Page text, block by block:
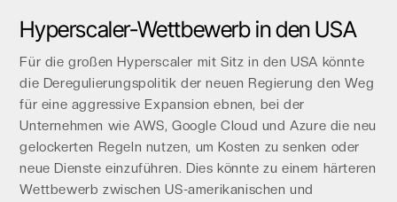
Hyperscaler-Wettbewerb in den USA
Für die großen Hyperscaler mit Sitz in den USA könnte
die Deregulierungspolitik der neuen Regierung den Weg
für eine aggressive Expansion ebnen, bei der
Unternehmen wie AWS, Google Cloud und Azure die neu
gelockerten Regeln nutzen, um Kosten zu senken oder
neue Dienste einzuführen. Dies könnte zu einem härteren
Wettbewerb zwischen US-amerikanischen und